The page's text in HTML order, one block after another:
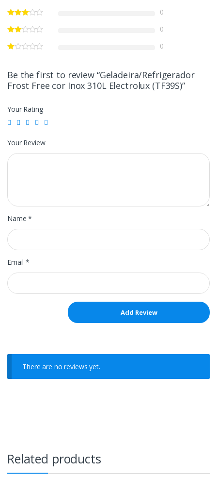
0
0
0
Be the first to review “Geladeira/Refrigerador
Frost Free cor Inox 310L Electrolux (TF39S)”
Your Rating
Your Review
Name*
Email*
There are no reviews yet.
Related products